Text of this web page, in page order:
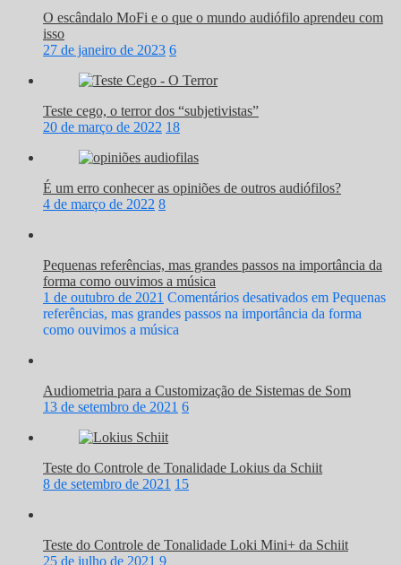
O escândalo MoFi e o que o mundo audiófilo aprendeu com
isso
27 de janeiro de 2023 6
Teste cego, o terror dos “subjetivistas”
20 de março de 2022 18
É um erro conhecer as opiniões de outros audiófilos?
4 de março de 2022 8
Pequenas referências, mas grandes passos na importância da
forma como ouvimos a música
1 de outubro de 2021 Comentários desativados em Pequenas
referências, mas grandes passos na importância da forma
como ouvimos a música
Audiometria para a Customização de Sistemas de Som
13 de setembro de 2021 6
Teste do Controle de Tonalidade Lokius da Schiit
8 de setembro de 2021 15
Teste do Controle de Tonalidade Loki Mini+ da Schiit
25 de julho de 2021 9